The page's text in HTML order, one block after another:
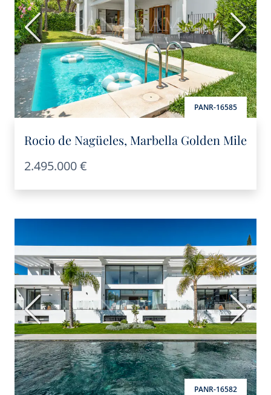
PANR-16585
Anterior
Rocio de Nagüeles, Marbella Golden Mile
2.495.000 €
PANR-16582
Anterior